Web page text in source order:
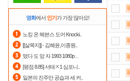
영화에서 인기가 가장 많아요!
노킹 온 헤븐스 도어 Knocki..
[[살목지]] - 김혜윤,이종원..
떴다 도 망 자 1993 1080p ..
[평점 8.85] 서태ㅈ1 심포니..
일본의 진주만 공습과 세 커..